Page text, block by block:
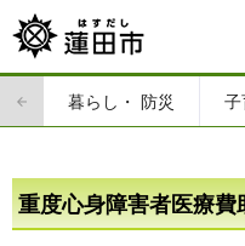
暮らし・ 防災 子
重度心身障害者医療費